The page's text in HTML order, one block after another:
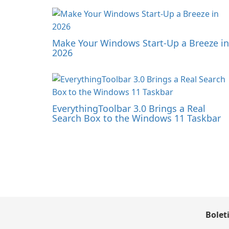
Make Your Windows Start-Up a Breeze in
2026
EverythingToolbar 3.0 Brings a Real
Search Box to the Windows 11 Taskbar